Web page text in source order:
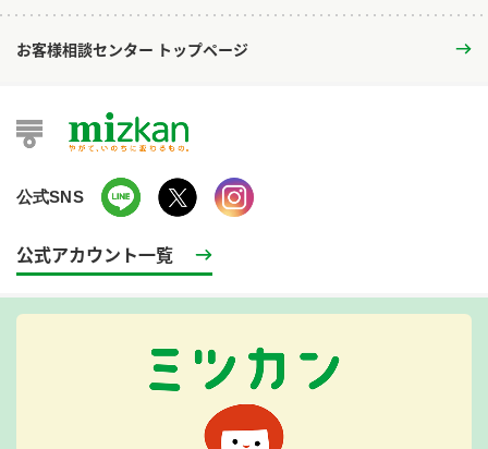
お客様相談センター トップページ
公式SNS
公式アカウント一覧